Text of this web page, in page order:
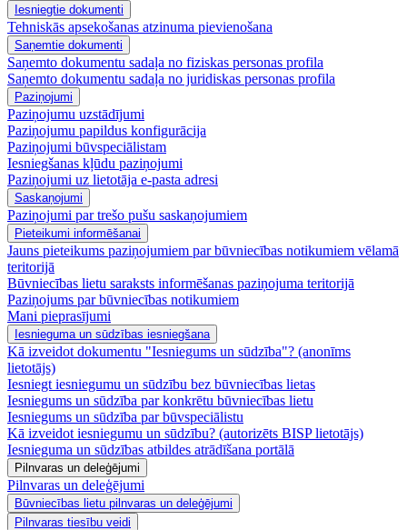
Iesniegtie dokumenti
Tehniskās apsekošanas atzinuma pievienošana
Saņemtie dokumenti
Saņemto dokumentu sadaļa no fiziskas personas profila
Saņemto dokumentu sadaļa no juridiskas personas profila
Paziņojumi
Paziņojumu uzstādījumi
Paziņojumu papildus konfigurācija
Paziņojumi būvspeciālistam
Iesniegšanas kļūdu paziņojumi
Paziņojumi uz lietotāja e-pasta adresi
Saskaņojumi
Paziņojumi par trešo pušu saskaņojumiem
Pieteikumi informēšanai
Jauns pieteikums paziņojumiem par būvniecības notikumiem vēlamā
teritorijā
Būvniecības lietu saraksts informēšanas paziņojuma teritorijā
Paziņojums par būvniecības notikumiem
Mani pieprasījumi
Iesnieguma un sūdzības iesniegšana
Kā izveidot dokumentu "Iesniegums un sūdzība"? (anonīms
lietotājs)
Iesniegt iesniegumu un sūdzību bez būvniecības lietas
Iesniegums un sūdzība par konkrētu būvniecības lietu
Iesniegums un sūdzība par būvspeciālistu
Kā izveidot iesniegumu un sūdzību? (autorizēts BISP lietotājs)
Iesnieguma un sūdzības atbildes atrādīšana portālā
Pilnvaras un deleģējumi
Pilnvaras un deleģējumi
Būvniecības lietu pilnvaras un deleģējumi
Pilnvaras tiesību veidi